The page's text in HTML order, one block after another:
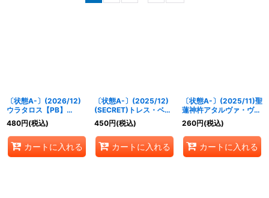
〔状態A-〕(2026/12)
ウラタロス【PB】
{PB46-RV002}《白》
480円(税込)
カートに入れる
〔状態A-〕(2025/12)
(SECRET)トレス・ベル
ーガLT【R-SEC】
{BSC49-074}《青》
450円(税込)
カートに入れる
〔状態A-〕(2025/11)聖
蓮神杵アタルヴァ・ヴェ
ーダ【X】{SD69-X02}
《赤》
260円(税込)
カートに入れる